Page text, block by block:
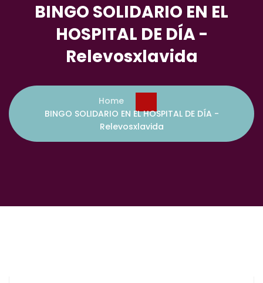
BINGO SOLIDARIO EN EL
HOSPITAL DE DÍA -
Relevosxlavida
Home
BINGO SOLIDARIO EN EL HOSPITAL DE DÍA -
Relevosxlavida